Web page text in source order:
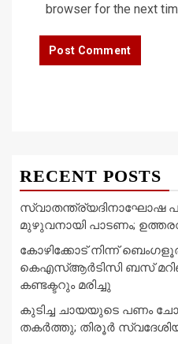
browser for the next
RECENT POSTS
സ്വാതന്ത്ര്യദിനാഘോഷ
മുഴുവനായി പാടണം;
കോഴിക്കോട് നിന്ന്
കെഎസ്ആർടിസി ബസ്
കണ്ടക്ടറും മരിച്ചു
കുടിച്ച ചായയുടെ പണം
തകർത്തു; തിരൂർ